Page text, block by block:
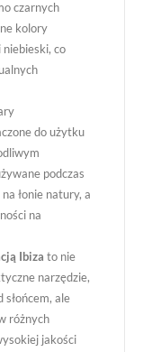
czarnych
kolory
co
do użytku
podczas
łonie natury, a
na
Ibiza to nie
narzędzie,
ale
różnych
jakości